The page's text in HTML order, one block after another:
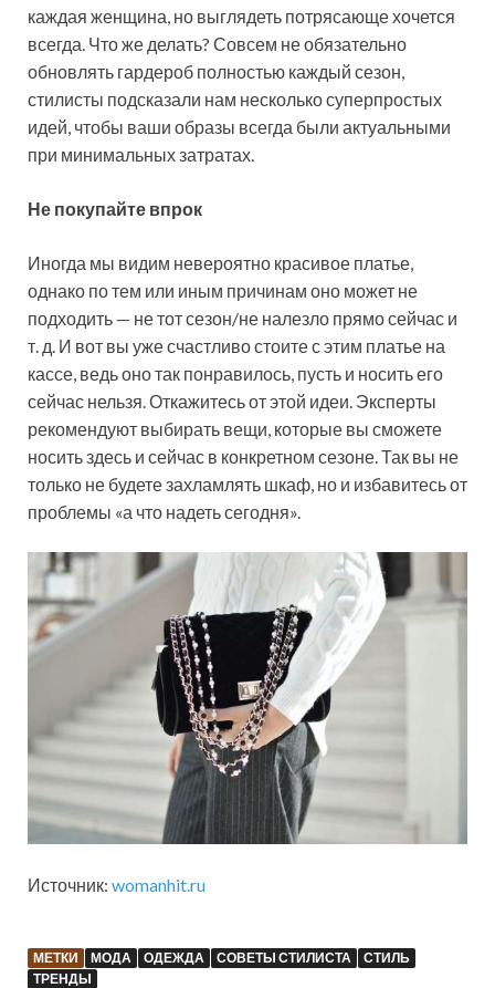
каждая женщина, но выглядеть потрясающе хочется
всегда. Что же делать? Совсем не обязательно
обновлять гардероб полностью каждый сезон,
стилисты подсказали нам несколькосуперпростых
идей, чтобы ваши образы всегда были актуальными
при минимальных затратах.
Не покупайте впрок
Иногда мы видим невероятно красивое платье,
однако по тем или иным причинам оно может не
подходить — не тот сезон/не налезло прямо сейчас и
т. д. И вот вы уже счастливо стоите с этим платье на
кассе, ведь оно так понравилось, пусть и носить его
сейчас нельзя. Откажитесь от этой идеи. Эксперты
рекомендуют выбирать вещи, которые вы сможете
носить здесь и сейчас в конкретном сезоне. Так вы не
только не будете захламлять шкаф, но и избавитесь от
проблемы «а что надеть сегодня».
Источник: womanhit.ru
МЕТКИ МОДА ОДЕЖДА СОВЕТЫ СТИЛИСТА
СТИЛЬ
ТРЕНДЫ